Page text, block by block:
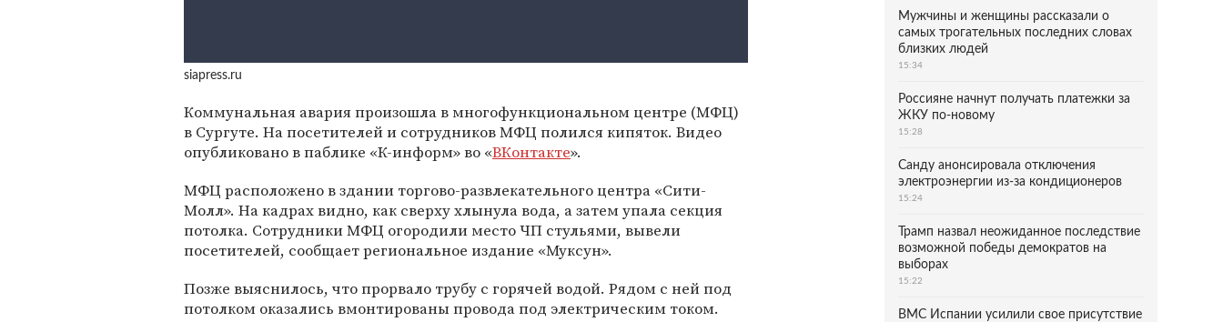
siapress.ru
Коммунальная авария произошла в многофункциональном центре (МФЦ)
в Сургуте. На посетителей и сотрудников МФЦ полился кипяток. Видео
опубликовано в паблике «К-информ» во «ВКонтакте».
МФЦ расположено в здании торгово-развлекательного центра «Сити-
Молл». На кадрах видно, как сверху хлынула вода, а затем упала секция
потолка. Сотрудники МФЦ огородили место ЧП стульями, вывели
посетителей, сообщает региональное издание «Муксун».
Позже выяснилось, что прорвало трубу с горячей водой. Рядом с ней под
потолком оказались вмонтированы провода под электрическим током.
Мужчины и женщины рассказали о
самых трогательных последних словах
близких людей
15:34
Россияне начнут получать платежки за
ЖКУ по-новому
15:28
Санду анонсировала отключения
электроэнергии из-за кондиционеров
15:24
Трамп назвал неожиданное последствие
возможной победы демократов на
выборах
15:22
ВМС Испании усилили свое присутствие